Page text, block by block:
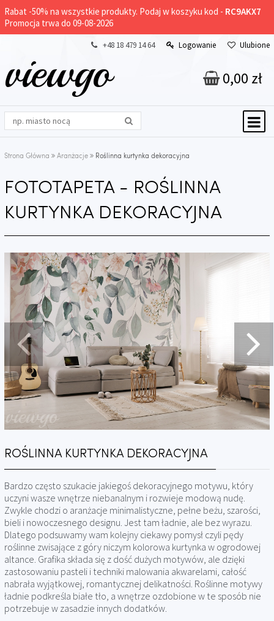
Rabat -50% na wszystkie produkty. Podaj w koszyku kod - RC9AKX7
Promocja trwa do 09-08-2026
+48 18 479 14 64 Logowanie Ulubione
viewgo 0,00 zł
Strona Główna Aranżacje Roślinna kurtynka dekoracyjna
FOTOTAPETA - ROŚLINNA
KURTYNKA DEKORACYJNA
ROŚLINNA KURTYNKA DEKORACYJNA
Bardzo często szukacie jakiegoś dekoracyjnego motywu, który
uczyni wasze wnętrze niebanalnym i rozwieje modową nudę.
Zwykle chodzi o aranżacje minimalistyczne, pełne beżu, szarości,
bieli i nowoczesnego designu. Jest tam ładnie, ale bez wyrazu.
Dlatego podsuwamy wam kolejny ciekawy pomysł czyli pędy
roślinne zwisające z góry niczym kolorowa kurtynka w ogrodowej
altance. Grafika składa się z dość dużych motywów, ale dzięki
zastosowaniu pasteli i techniki malowania akwarelami, całość
nabrała wyjątkowej, romantycznej delikatności. Roślinne motywy
ładnie podkreśla białe tło, a wnętrze ozdobione w te sposób nie
potrzebuje w zasadzie innych dodatków.